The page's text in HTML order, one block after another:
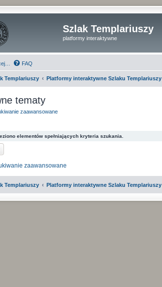
Szlak Templariuszy
platformy interaktywne
FAQ
Templariuszy Platformy interaktywne Szlaku Templariuszy
tematy
zaawansowane
elementów spełniających kryteria szukania.
zaawansowane
Templariuszy Platformy interaktywne Szlaku Templariuszy